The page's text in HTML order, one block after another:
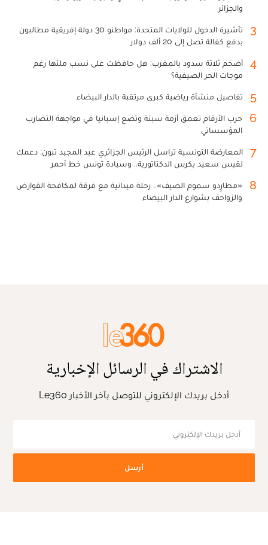
والجزائر
3
تأشيرة الدخول للولايات المتحدة: مواطنو 30 دولة إفريقية مطالبون
بدفع كفالة تصل إلى 20 ألف دولار
4
أضخم ثلاثة سدود بالمغرب: هل حافظت على نسب ملئها رغم
موجات الحر الصيفية؟
5 تفاصيل منشأة رياضية كبرى مرتقبة بالدار البيضاء
6
حرب الأرقام تعمق أزمة سبتة وتضع إسبانيا في مواجهة التضارب
المؤسساتي
7
المعارضة التونسية تراسل الرئيس الجزائري عبد المجيد تبون: دعمك
لقيس سعيد يكرس الدكتاتورية.. وسيادة تونس خط أحمر
8
«مطارِدو سموم الصيف».. رحلة ميدانية مع فرقة لمكافحة القوارض
والزواحف بشوارع الدار البيضاء
الاشتراك في الرسائل الإخبارية
أدخل بريدك الإلكتروني للتوصل بآخر الأخبار Le360
أرسل